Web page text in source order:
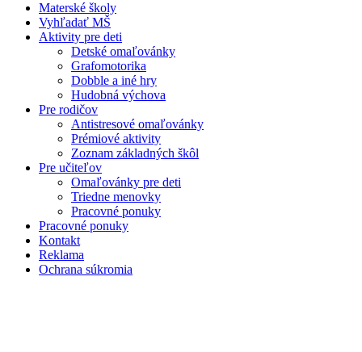
Materské školy
Vyhľadať MŠ
Aktivity pre deti
Detské omaľovánky
Grafomotorika
Dobble a iné hry
Hudobná výchova
Pre rodičov
Antistresové omaľovánky
Prémiové aktivity
Zoznam základných škôl
Pre učiteľov
Omaľovánky pre deti
Triedne menovky
Pracovné ponuky
Pracovné ponuky
Kontakt
Reklama
Ochrana súkromia